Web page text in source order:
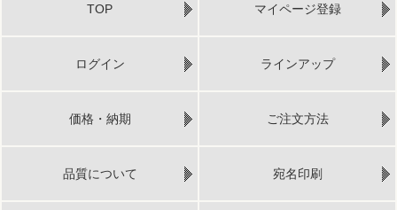
TOP マイページ登録
ログイン ラインアップ
価格・納期 ご注文方法
品質について 宛名印刷